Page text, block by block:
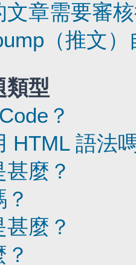
文章需要審
（推文
類型
？
HTML 語法
麼？
麼？